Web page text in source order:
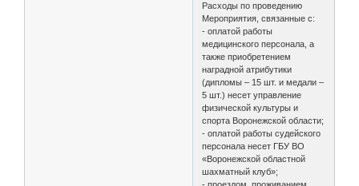
Расходы по проведению
Мероприятия, связанные с:
- оплатой работы
медицинского персонала, а
также приобретением
наградной атрибутики
(дипломы – 15 шт. и медали –
5 шт.) несет управление
физической культуры и
спорта Воронежской области;
- оплатой работы судейского
персонала несет ГБУ ВО
«Воронежской областной
шахматный клуб»;